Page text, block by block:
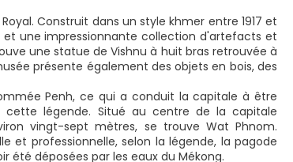
Construit dans un style khmer entre 1917 et
une impressionnante collection d'artefacts et
une statue de Vishnu à huit bras retrouvée à
présente également des objets en bois, des
Penh, ce qui a conduit la capitale à être
légende. Situé au centre de la capitale
vingt-sept mètres, se trouve Wat Phnom.
et professionnelle, selon la légende, la pagode
été déposées par les eaux du Mékong.